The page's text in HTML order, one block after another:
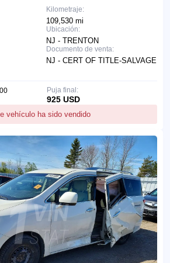
Kilometraje:
109,530 mi
Ubicación:
NJ - TRENTON
Documento de venta:
NJ - CERT OF TITLE-SALVAGE
vehículo ha sido vendido
Puja final:
925 USD